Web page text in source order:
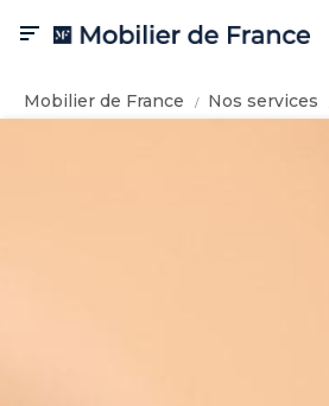
Mobilier de France Nos services